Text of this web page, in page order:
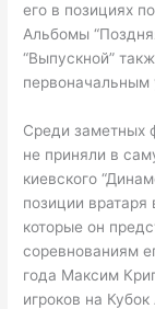
его в позициях
Альбомы
“Выпускной”
первоначальным
Среди заметных
не приняли в
киевского
позиции вратаря
которые он
соревнованиям
года Максим
игроков на